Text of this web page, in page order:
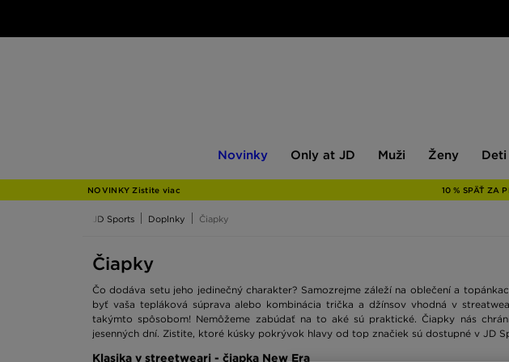
Novinky
JD
Only at JD Muži Ženy Deti
NOVINKY Zistite viac 10 % SPÄŤ ZA
JD Sports Doplnky Čiapky
Čiapky
Čo dodáva setu jeho jedinečný charakter? Samozrejme záleží na oblečení a
byť vaša tepláková súprava alebo kombinácia trička a džínsov vhodná v
takýmto spôsobom! Nemôžeme zabúdať na to aké sú praktické. Čiapky nás
jesenných dní. Zistite, ktoré kúsky pokrývok hlavy od top značiek sú dostupné v JD
Klasika v streetweari - čiapka New Era